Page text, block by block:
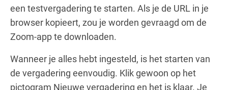
een testvergadering te starten. Als je de URL in je
browser kopieert, zou je worden gevraagd om de
Zoom-app te downloaden.
Wanneer je alles hebt ingesteld, is het starten van
de vergadering eenvoudig. Klik gewoon op het
pictogram Nieuwe vergadering en het is klaar. Je